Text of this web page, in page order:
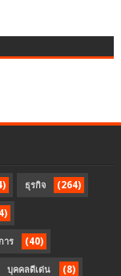
ธุรกิจ (264)
าร (40)
บุคคลดีเด่น (8)